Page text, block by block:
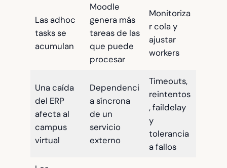
Las adhoc
tasks se
acumulan
Moodle
genera más
tareas de las
que puede
procesar
Monitoriza
r cola y
ajustar
workers
Una caída
del ERP
afecta al
campus
virtual
Dependenci
a síncrona
de un
servicio
externo
Timeouts,
reintentos
, faildelay
y
tolerancia
a fallos